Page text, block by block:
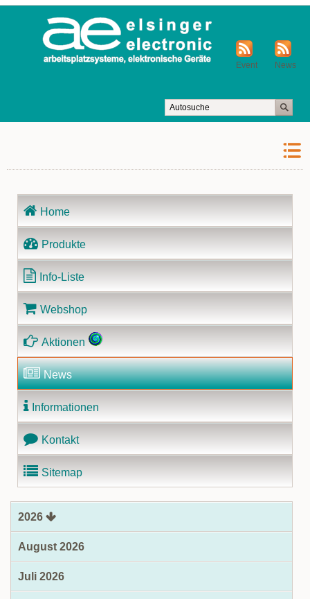
News
Event
überspringen
Home
Produkte
Info-Liste
Webshop
Aktionen
News
Informationen
Kontakt
Sitemap
2026
August 2026
Juli 2026